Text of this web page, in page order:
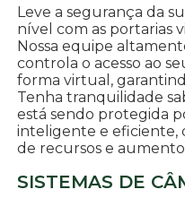
Leve a segurança da
nível com as portarias
Nossa equipe
controla o acesso ao
forma virtual,
Tenha tranquilidade
está sendo protegida
inteligente e eficiente,
de recursos e
SISTEMAS DE